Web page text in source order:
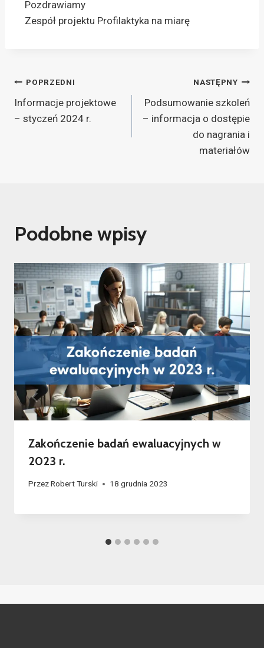
Pozdrawiamy
Zespół projektu Profilaktyka na miarę
POPRZEDNI
Informacje projektowe
– styczeń 2024 r.
NASTĘPNY
Podsumowanie szkoleń
– informacja o dostępie
do nagrania i
materiałów
Podobne wpisy
Zakończenie badań ewaluacyjnych w
2023 r.
PrzezRobert Turski 18 grudnia 2023